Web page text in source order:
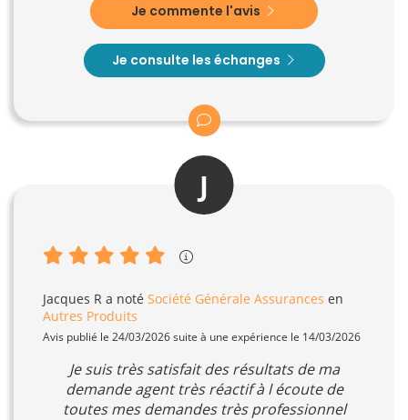
Je commente l'avis
Je consulte les échanges
J
Jacques R a noté Société Générale Assurances en
Autres Produits
Avis publié le 24/03/2026 suite à une expérience le 14/03/2026
Je suis très satisfait des résultats de ma
demande agent très réactif à l écoute de
toutes mes demandes très professionnel